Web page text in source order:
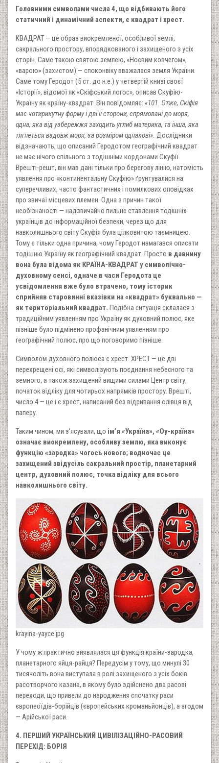
Головними символами числа 4, що відбивають його
статичний і динамічний аспекти, є квадрат і хрест.
КВАДРАТ — це образ виокремленої, особливої землі,
сакрального простору, впорядкованого і захищеного з усіх
сторін. Саме такою святою землею, «Ноєвим ковчегом»,
«варою» (захистом) — споконвіку вважалася земля України.
Саме тому Геродот (5 ст. до н.е.) у четвертій книзі своєї
«Історії», відомої як «Скіфський логос», описав Скуфію-
Україну як країну-квадрат. Він повідомляє: «101. Отже, Скіфія
має чотирикутну форму і дві її сторони, спрямовані до моря,
одна, яка від узбережжя заходить углиб материка, та інша, яка
тягнеться вздовж моря, за розміром однакові». Дослідники
відзначають, що описаний Геродотом географічний квадрат
не має нічого спільного з тодішніми кордонами Скуфії.
Врешті-решт, він мав дані тільки про берегову лінію, натомість
уявлення про «континентальну Скуфію» ґрунтувалися на
суперечливих, часто фантастичних і помилкових оповідках
про звичаї місцевих племен. Одна з причин такої
необізнаності — надзвичайно пильне ставлення тодішніх
українців до інформаційної безпеки, через що для
навколишнього світу Скуфія була цілковитою таємницею.
Тому є тільки одна причина, чому Геродот намагався описати
тодішню Україну як географічний квадрат. Просто в давнину
вона була відома як КРАЇНА-КВАДРАТ у символічно-
духовному сенсі, одначе в часи Геродота це
усвідомлення вже було втрачено, тому історик
сприйняв старовинні вказівки на «квадрат» буквально —
як територіальний квадрат. Подібна ситуація склалася з
традиційним уявленням про Україну як духовний полюс, яке
пізніше було підмінено профанічним уявленням про
географічний полюс, про що поговоримо пізніше.
Символом духовного полюса є хрест. ХРЕСТ — це дві
перехрещені осі, які символізують поєднання небесного та
земного, а також захищений вищими силами Центр світу,
початок відліку для чотирьох напрямків простору. Врешті,
число 4 — це і є хрест, написаний без відривання олівця від
паперу.
Таким чином, ми з’ясували, що ім’я «Україна», «Оу-країна»
означає виокремлену, особливу землю, яка виконує
функцію «зародка» чогось нового; водночас це
захищений звідусіль сакральний простір, планетарний
центр, духовний полюс, точка відліку для всього
навколишнього світу.
krayina-yayce.jpg
У чому ж практично виявлялася ця функція країни-зародка,
планетарного яйця-райця? Передусім у тому, що минулі 30
тисячоліть вона виступала в ролі захищеного з усіх боків
расотворчого казана, в якому було здійснено два расові
переходи, що привели до народження спочатку раси
європеоїдів-борійців (європейських кроманьйонців), а згодом
— Арійської раси.
4. ПЕРШИЙ УКРАЇНСЬКИЙ ЦИВІЛІЗАЦІЙНО-РАСОВИЙ
ПЕРЕХІД: БОРІЯ